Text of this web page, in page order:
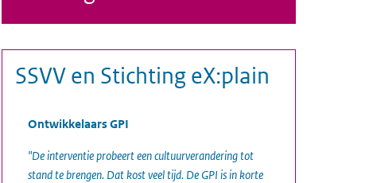
SSVV en Stichting eX:plain
Ontwikkelaars GPI
"De interventie probeert een cultuurverandering tot
stand te brengen. Dat kost veel tijd. De GPI is in korte